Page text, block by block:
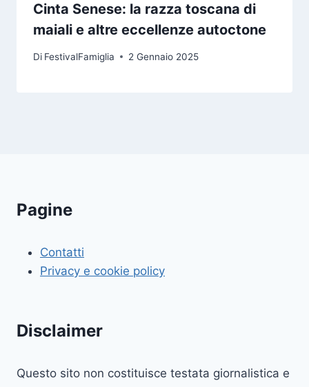
Cinta Senese: la razza toscana di
maiali e altre eccellenze autoctone
Di FestivalFamiglia 2 Gennaio 2025
Pagine
Contatti
Privacy e cookie policy
Disclaimer
Questo sito non costituisce testata giornalistica e